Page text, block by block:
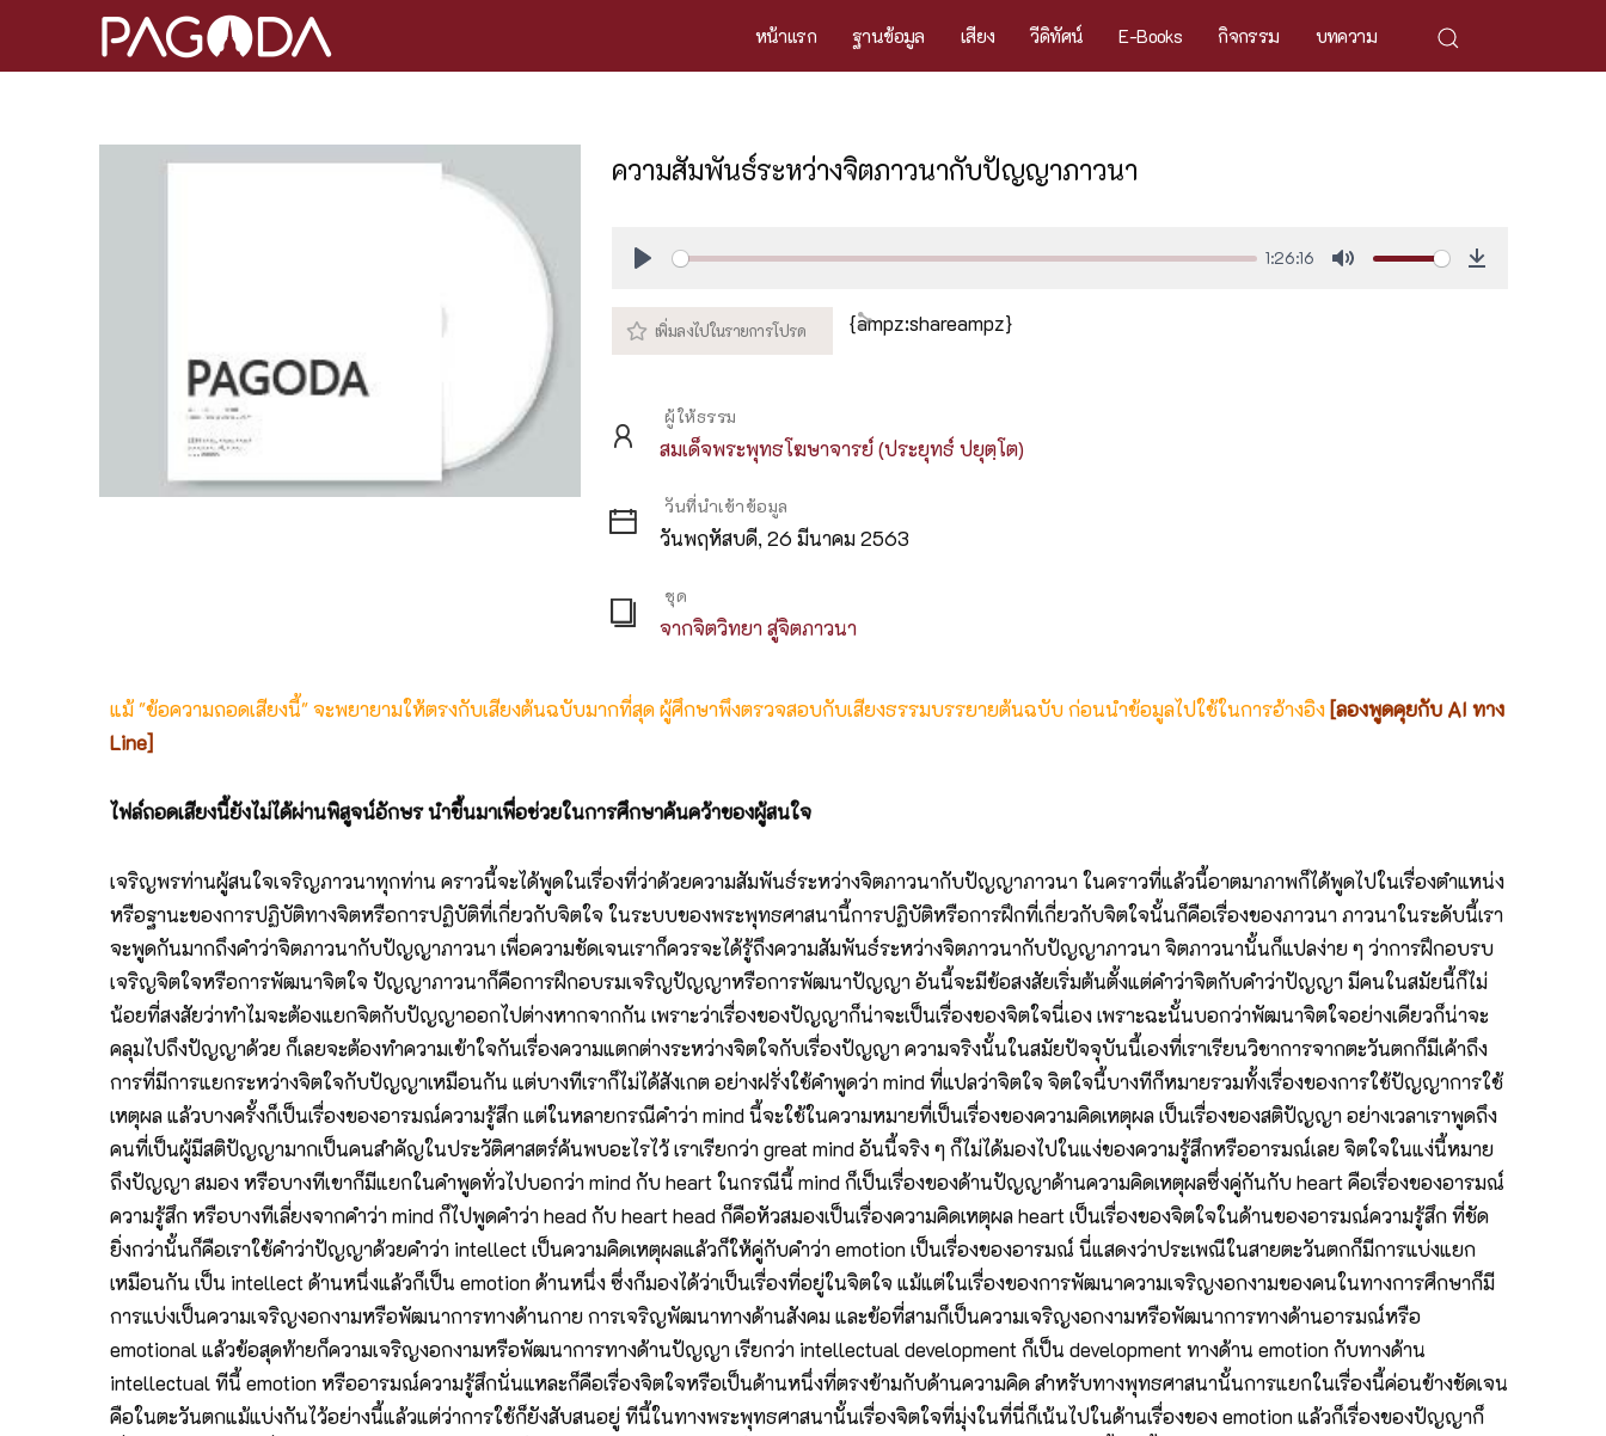
หน้าแรก ฐานข้อมูล เสียง วีดิทัศน์ E-Books กิจกรรม บทความ
ความสัมพันธ์ระหว่างจิตภาวนากับปัญญาภาวนา
1:26:16
{ampz:shareampz}
ผู้ให้ธรรม
สมเด็จพระพุทธโฆษาจารย์ (ประยุทธ์ ปยุตฺโต)
วันที่นำเข้าข้อมูล
วันพฤหัสบดี, 26 มีนาคม 2563
ชุด
จากจิตวิทยา สู่จิตภาวนา
แม้ "ข้อความถอดเสียงนี้" จะพยายามให้ตรงกับเสียงต้นฉบับมากที่สุด ผู้ศึกษาพึงตรวจสอบกับเสียงธรรมบรรยายต้นฉบับ ก่อนนำข้อมูลไปใช้ในการอ้างอิง [ลองพูดคุยกับ AI ทาง
Line]
ไฟล์ถอดเสียงนี้ยังไม่ได้ผ่านพิสูจน์อักษร นำขึ้นมาเพื่อช่วยในการศึกษาค้นคว้าของผู้สนใจ
เจริญพรท่านผู้สนใจเจริญภาวนาทุกท่าน คราวนี้จะได้พูดในเรื่องที่ว่าด้วยความสัมพันธ์ระหว่างจิตภาวนากับปัญญาภาวนา ในคราวที่แล้วนี้อาตมาภาพก็ได้พูดไปในเรื่องตำแหน่ง
หรือฐานะของการปฏิบัติทางจิตหรือการปฏิบัติที่เกี่ยวกับจิตใจ ในระบบของพระพุทธศาสนานี้การปฏิบัติหรือการฝึกที่เกี่ยวกับจิตใจนั้นก็คือเรื่องของภาวนา ภาวนาในระดับนี้เรา
จะพูดกันมากถึงคำว่าจิตภาวนากับปัญญาภาวนา เพื่อความชัดเจนเราก็ควรจะได้รู้ถึงความสัมพันธ์ระหว่างจิตภาวนากับปัญญาภาวนา จิตภาวนานั้นก็แปลง่าย ๆ ว่าการฝึกอบรบ
เจริญจิตใจหรือการพัฒนาจิตใจ ปัญญาภาวนาก็คือการฝึกอบรมเจริญปัญญาหรือการพัฒนาปัญญา อันนี้จะมีข้อสงสัยเริ่มต้นตั้งแต่คำว่าจิตกับคำว่าปัญญา มีคนในสมัยนี้ก็ไม่
น้อยที่สงสัยว่าทำไมจะต้องแยกจิตกับปัญญาออกไปต่างหากจากกัน เพราะว่าเรื่องของปัญญาก็น่าจะเป็นเรื่องของจิตใจนี่เอง เพราะฉะนั้นบอกว่าพัฒนาจิตใจอย่างเดียวก็น่าจะ
คลุมไปถึงปัญญาด้วย ก็เลยจะต้องทำความเข้าใจกันเรื่องความแตกต่างระหว่างจิตใจกับเรื่องปัญญา ความจริงนั้นในสมัยปัจจุบันนี้เองที่เราเรียนวิชาการจากตะวันตกก็มีเค้าถึง
การที่มีการแยกระหว่างจิตใจกับปัญญาเหมือนกัน แต่บางทีเราก็ไม่ได้สังเกต อย่างฝรั่งใช้คำพูดว่า mind ที่แปลว่าจิตใจ จิตใจนี้บางทีก็หมายรวมทั้งเรื่องของการใช้ปัญญาการใช้
เหตุผล แล้วบางครั้งก็เป็นเรื่องของอารมณ์ความรู้สึก แต่ในหลายกรณีคำว่า mind นี้จะใช้ในความหมายที่เป็นเรื่องของความคิดเหตุผล เป็นเรื่องของสติปัญญา อย่างเวลาเราพูดถึง
คนที่เป็นผู้มีสติปัญญามากเป็นคนสำคัญในประวัติศาสตร์ค้นพบอะไรไว้ เราเรียกว่า great mind อันนี้จริง ๆ ก็ไม่ได้มองไปในแง่ของความรู้สึกหรืออารมณ์เลย จิตใจในแง่นี้หมาย
ถึงปัญญา สมอง หรือบางทีเขาก็มีแยกในคำพูดทั่วไปบอกว่า mind กับ heart ในกรณีนี้ mind ก็เป็นเรื่องของด้านปัญญาด้านความคิดเหตุผลซึ่งคู่กันกับ heart คือเรื่องของอารมณ์
ความรู้สึก หรือบางทีเลี่ยงจากคำว่า mind ก็ไปพูดคำว่า head กับ heart head ก็คือหัวสมองเป็นเรื่องความคิดเหตุผล heart เป็นเรื่องของจิตใจในด้านของอารมณ์ความรู้สึก ที่ชัด
ยิ่งกว่านั้นก็คือเราใช้คำว่าปัญญาด้วยคำว่า intellect เป็นความคิดเหตุผลแล้วก็ให้คู่กับคำว่า emotion เป็นเรื่องของอารมณ์ นี่แสดงว่าประเพณีในสายตะวันตกก็มีการแบ่งแยก
เหมือนกัน เป็น intellect ด้านหนึ่งแล้วก็เป็น emotion ด้านหนึ่ง ซึ่งก็มองได้ว่าเป็นเรื่องที่อยู่ในจิตใจ แม้แต่ในเรื่องของการพัฒนาความเจริญงอกงามของคนในทางการศึกษาก็มี
การแบ่งเป็นความเจริญงอกงามหรือพัฒนาการทางด้านกาย การเจริญพัฒนาทางด้านสังคม และข้อที่สามก็เป็นความเจริญงอกงามหรือพัฒนาการทางด้านอารมณ์หรือ
emotional แล้วข้อสุดท้ายก็ความเจริญงอกงามหรือพัฒนาการทางด้านปัญญา เรียกว่า intellectual development ก็เป็น development ทางด้าน emotion กับทางด้าน
intellectual ทีนี้ emotion หรืออารมณ์ความรู้สึกนั่นแหละก็คือเรื่องจิตใจหรือเป็นด้านหนึ่งที่ตรงข้ามกับด้านความคิด สำหรับทางพุทธศาสนานั้นการแยกในเรื่องนี้ค่อนข้างชัดเจน
คือในตะวันตกแม้แบ่งกันไว้อย่างนี้แล้วแต่ว่าการใช้ก็ยังสับสนอยู่ ทีนี้ในทางพระพุทธศาสนานั้นเรื่องจิตใจที่มุ่งในที่นี่ก็เน้นไปในด้านเรื่องของ emotion แล้วก็เรื่องของปัญญาก็